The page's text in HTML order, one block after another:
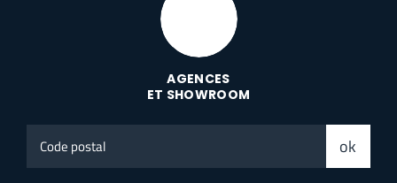
AGENCES
ET SHOWROOM
postal
ok